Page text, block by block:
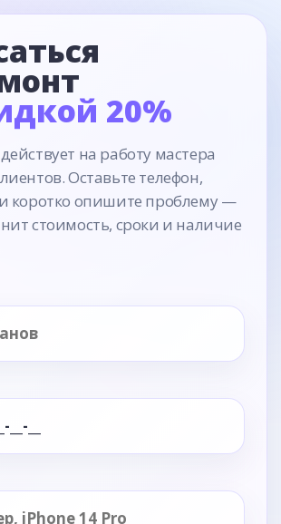
20%
на работу мастера
Оставьте телефон,
коротко опишите проблему —
стоимость, сроки и наличие